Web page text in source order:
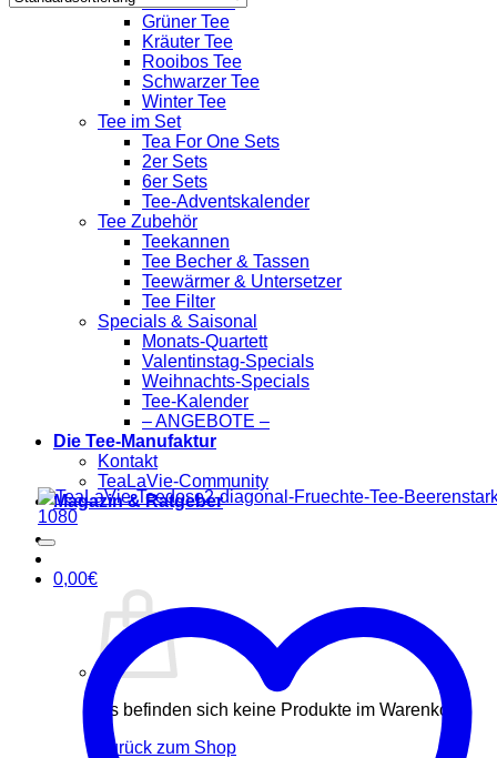
Grüner Tee
Kräuter Tee
Rooibos Tee
Schwarzer Tee
Winter Tee
Tee im Set
Tea For One Sets
2er Sets
6er Sets
Tee-Adventskalender
Tee Zubehör
Teekannen
Tee Becher & Tassen
Teewärmer & Untersetzer
Tee Filter
Specials & Saisonal
Monats-Quartett
Valentinstag-Specials
Weihnachts-Specials
Tee-Kalender
– ANGEBOTE –
Die Tee-Manufaktur
Kontakt
TeaLaVie-Community
Magazin & Ratgeber
0,00€
Es befinden sich keine Produkte im Warenkorb.
Zurück zum Shop